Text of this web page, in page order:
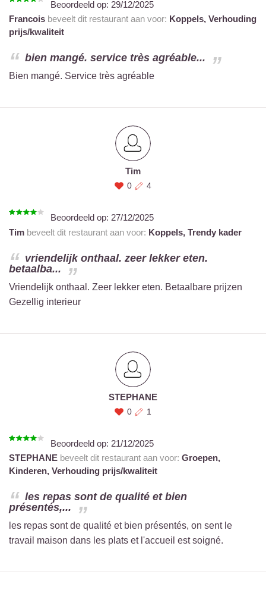
Beoordeeld op: 29/12/2025
Francois beveelt dit restaurant aan voor: Koppels, Verhouding
prijs/kwaliteit
bien mangé. service très agréable...
Bien mangé. Service très agréable
Tim
0 4
Beoordeeld op: 27/12/2025
Tim beveelt dit restaurant aan voor: Koppels, Trendy kader
vriendelijk onthaal. zeer lekker eten.
betaalba...
Vriendelijk onthaal. Zeer lekker eten. Betaalbare prijzen
Gezellig interieur
STEPHANE
0 1
Beoordeeld op: 21/12/2025
STEPHANE beveelt dit restaurant aan voor: Groepen,
Kinderen, Verhouding prijs/kwaliteit
les repas sont de qualité et bien
présentés,...
les repas sont de qualité et bien présentés, on sent le
travail maison dans les plats et l'accueil est soigné.